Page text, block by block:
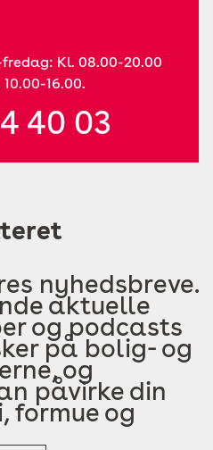
Kl. 08.00-20.00
16.00.
40 03
nyhedsbreve.
aktuelle
og podcasts
på bolig- og
og
påvirke din
formue og